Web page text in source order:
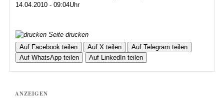
14.04.2010 - 09:04Uhr
Seite drucken
Auf Facebook teilen
Auf X teilen
Auf Telegram teilen
Auf WhatsApp teilen
Auf LinkedIn teilen
ANZEIGEN